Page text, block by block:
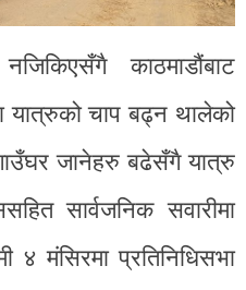
काठमाडौंबाट
यात्रुको चाप बढ्न थालेको
जानेहरु बढेसँगै यात्रु
सार्वजनिक सवारीमा
मंसिरमा प्रतिनिधिसभा